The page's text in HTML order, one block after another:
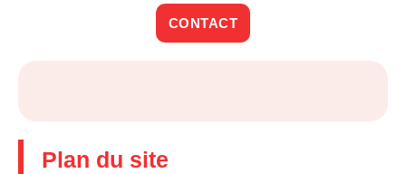
CONTACT
Plan du site